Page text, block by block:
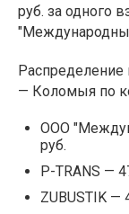
руб. за одного
— Коломыя по
ООО
руб.
P-TRANS —
ZUBUSTIK —